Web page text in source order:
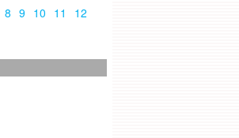
8 9 10 11
12